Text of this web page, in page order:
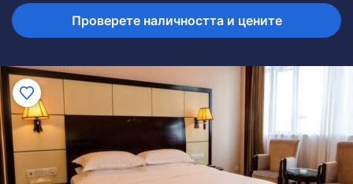
Проверете наличността и цените